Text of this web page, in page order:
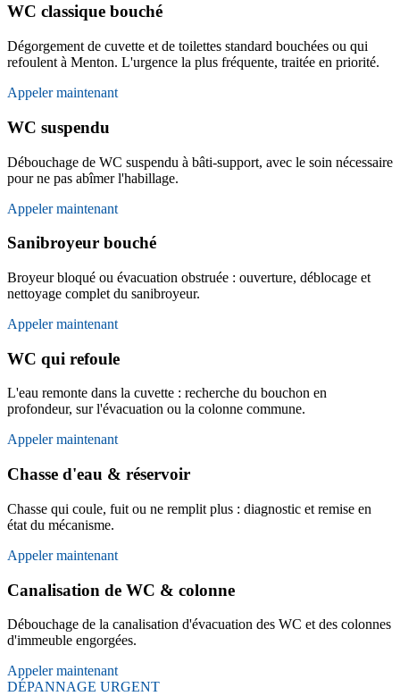
WC classique bouché
Dégorgement de cuvette et de toilettes standard bouchées ou qui
refoulent à Menton. L'urgence la plus fréquente, traitée en priorité.
Appeler maintenant
WC suspendu
Débouchage de WC suspendu à bâti-support, avec le soin nécessaire
pour ne pas abîmer l'habillage.
Appeler maintenant
Sanibroyeur bouché
Broyeur bloqué ou évacuation obstruée : ouverture, déblocage et
nettoyage complet du sanibroyeur.
Appeler maintenant
WC qui refoule
L'eau remonte dans la cuvette : recherche du bouchon en
profondeur, sur l'évacuation ou la colonne commune.
Appeler maintenant
Chasse d'eau & réservoir
Chasse qui coule, fuit ou ne remplit plus : diagnostic et remise en
état du mécanisme.
Appeler maintenant
Canalisation de WC & colonne
Débouchage de la canalisation d'évacuation des WC et des colonnes
d'immeuble engorgées.
Appeler maintenant
DÉPANNAGE URGENT